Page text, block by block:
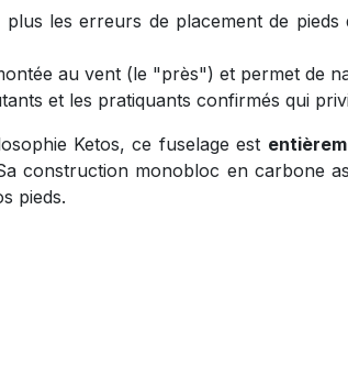
les erreurs de placement de
au vent (le "près") et permet de
et les pratiquants confirmés qui
Ketos, ce fuselage est
construction monobloc en carbone
pieds.